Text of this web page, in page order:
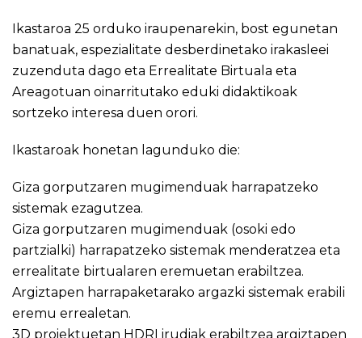
Ikastaroa 25 orduko iraupenarekin, bost egunetan
banatuak, espezialitate desberdinetako irakasleei
zuzenduta dago eta Errealitate Birtuala eta
Areagotuan oinarritutako eduki didaktikoak
sortzeko interesa duen orori.
Ikastaroak honetan lagunduko die:
Giza gorputzaren mugimenduak harrapatzeko
sistemak ezagutzea.
Giza gorputzaren mugimenduak (osoki edo
partzialki) harrapatzeko sistemak menderatzea eta
errealitate birtualaren eremuetan erabiltzea.
Argiztapen harrapaketarako argazki sistemak erabili
eremu errealetan.
3D proiektuetan HDRI irudiak erabiltzea argiztapen